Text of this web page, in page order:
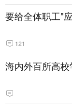
要给全体职工"
121
海内外百所高